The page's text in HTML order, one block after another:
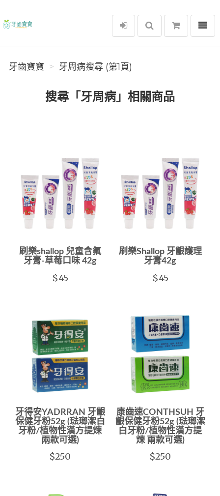
牙齒寶寶
選單
牙齒寶寶 牙周病搜尋 (第1頁)
搜尋「牙周病」相關商品
刷樂shallop 兒童含氟
牙膏-草莓口味 42g
$45
刷樂Shallop 牙齦護理
牙膏42g
$45
牙得安YADRRAN 牙齦
保健牙粉52g (琺瑯潔白
牙粉/植物性漢方提煉
兩款可選)
$250
康齒速CONTHSUH 牙
齦保健牙粉52g (琺瑯潔
白牙粉/植物性漢方提
煉 兩款可選)
$250